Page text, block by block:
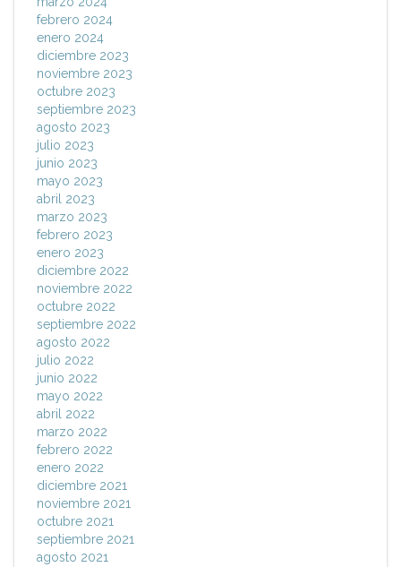
febrero 2024
enero 2024
diciembre 2023
noviembre 2023
octubre 2023
septiembre 2023
agosto 2023
julio 2023
junio 2023
mayo 2023
abril 2023
marzo 2023
febrero 2023
enero 2023
diciembre 2022
noviembre 2022
octubre 2022
septiembre 2022
agosto 2022
julio 2022
junio 2022
mayo 2022
abril 2022
marzo 2022
febrero 2022
enero 2022
diciembre 2021
noviembre 2021
octubre 2021
septiembre 2021
agosto 2021